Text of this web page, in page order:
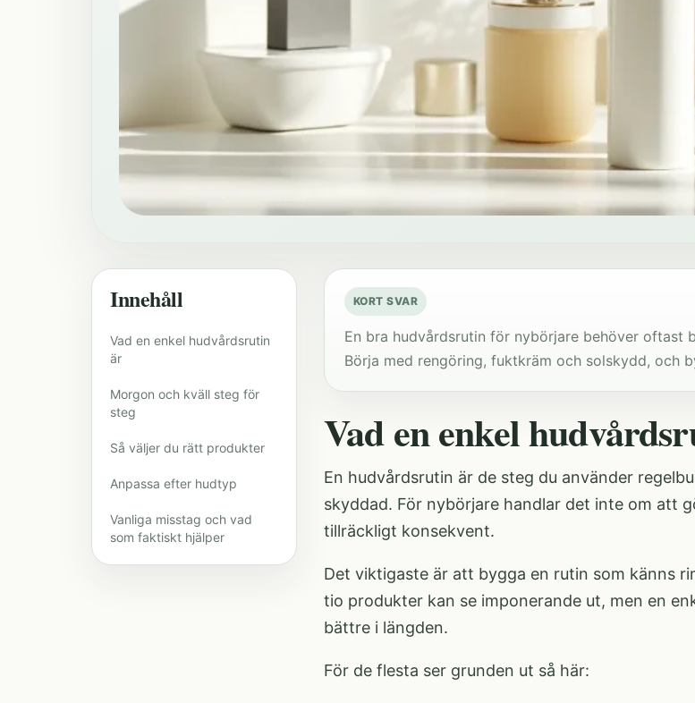
Innehåll
Vad en enkel hudvårdsrutin
är
Morgon och kväll steg för
steg
Så väljer du rätt produkter
Anpassa efter hudtyp
Vanliga misstag och vad
som faktiskt hjälper
KORT SVAR
En bra hudvårdsrutin för nybörjare behöver oftast
Börja med rengöring, fuktkräm och solskydd, och
Vad en enkel
En hudvårdsrutin är de steg du använder
skyddad. För nybörjare handlar det inte om att
tillräckligt konsekvent.
Det viktigaste är att bygga en rutin som känns
tio produkter kan se imponerande ut, men en
bättre i längden.
För de flesta ser grunden ut så här: